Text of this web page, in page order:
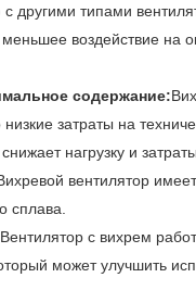
другими типами
воздействие на
содержание:
затраты на
нагрузку и
вентилятор
сплава.
Вентилятор с вихрем
может улучшить